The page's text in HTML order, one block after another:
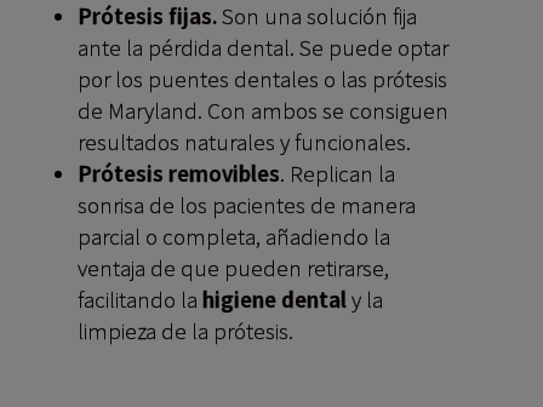
Prótesis fijas.Son una solución fija
ante la pérdida dental. Se puede optar
por los puentes dentales o las prótesis
de Maryland. Con ambos se consiguen
resultados naturales y funcionales.
Prótesis removibles. Replican la
sonrisa de los pacientes de manera
parcial o completa, añadiendo la
ventaja de que pueden retirarse,
facilitando la higiene dentaly la
limpieza de la prótesis.